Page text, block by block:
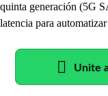
quinta generación (5G
latencia para
Unite